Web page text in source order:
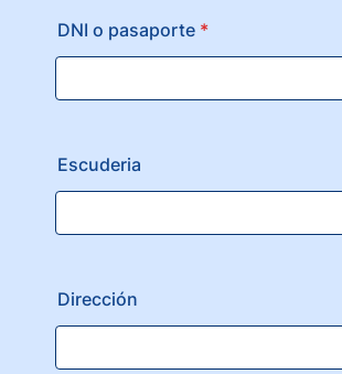
DNI o pasaporte *
Escuderia
Dirección